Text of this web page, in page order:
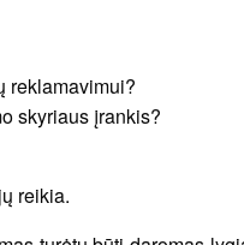
reklamavimui?
skyriaus įrankis?
reikia.